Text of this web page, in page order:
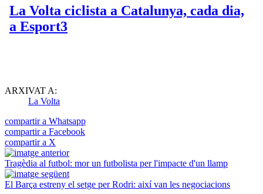
ARXIVAT A:
La Volta
compartir a Whatsapp
compartir a Facebook
compartir a X
Tragèdia al futbol: mor un futbolista per l'impacte d'un llamp
El Barça estreny el setge per Rodri: així van les negociacions